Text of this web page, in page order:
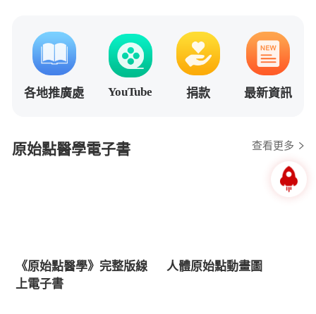
各地推廣處 YouTube 捐款 最新資訊
原始點醫學電子書 查看更多
《原始點醫學》完整版線
上電子書
人體原始點動畫圖